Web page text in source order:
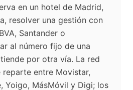
en un hotel de Madrid,
resolver una gestión con
Santander o
al número fijo de una
por otra vía. La red
reparte entre Movistar,
Yoigo, MásMóvil y Digi; los